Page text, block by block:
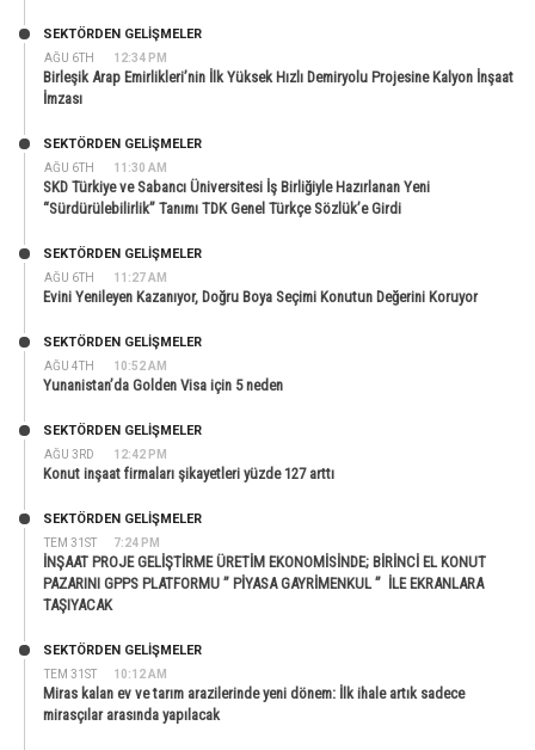
AĞU 6TH 12:34 PM
SEKTÖRDEN GELIŞMELER
Birleşik Arap Emirlikleri’nin İlk Yüksek Hızlı Demiryolu Projesine Kalyon İnşaat
İmzası
AĞU 6TH 11:30 AM
SEKTÖRDEN GELIŞMELER
SKD Türkiye ve Sabancı Üniversitesi İş Birliğiyle Hazırlanan Yeni
“Sürdürülebilirlik” Tanımı TDK Genel Türkçe Sözlük’e Girdi
AĞU 6TH 11:27 AM
SEKTÖRDEN GELIŞMELER
Evini Yenileyen Kazanıyor, Doğru Boya Seçimi Konutun Değerini Koruyor
AĞU 4TH 10:52 AM
SEKTÖRDEN GELIŞMELER
Yunanistan’da Golden Visa için 5 neden
AĞU 3RD 12:42 PM
SEKTÖRDEN GELIŞMELER
Konut inşaat firmaları şikayetleri yüzde 127 arttı
TEM 31ST 7:24 PM
SEKTÖRDEN GELIŞMELER
İNŞAAT PROJE GELİŞTİRME ÜRETİM EKONOMİSİNDE; BİRİNCİ EL KONUT
PAZARINI GPPS PLATFORMU ” PİYASA GAYRİMENKUL ” İLE EKRANLARA
TAŞIYACAK
TEM 31ST 10:12 AM
SEKTÖRDEN GELIŞMELER
Miras kalan ev ve tarım arazilerinde yeni dönem: İlk ihale artık sadece
mirasçılar arasında yapılacak